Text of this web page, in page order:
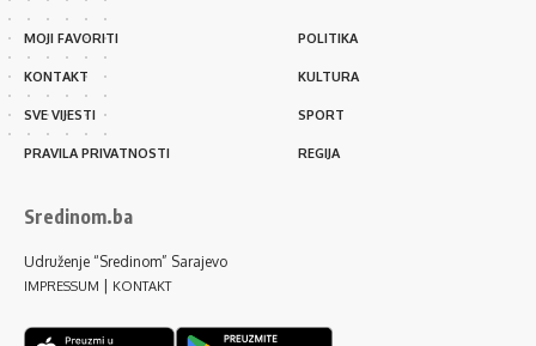
MOJI FAVORITI
KONTAKT
SVE VIJESTI
PRAVILA PRIVATNOSTI
POLITIKA
KULTURA
SPORT
REGIJA
Sredinom.ba
Udruženje “Sredinom” Sarajevo
IMPRESSUM KONTAKT